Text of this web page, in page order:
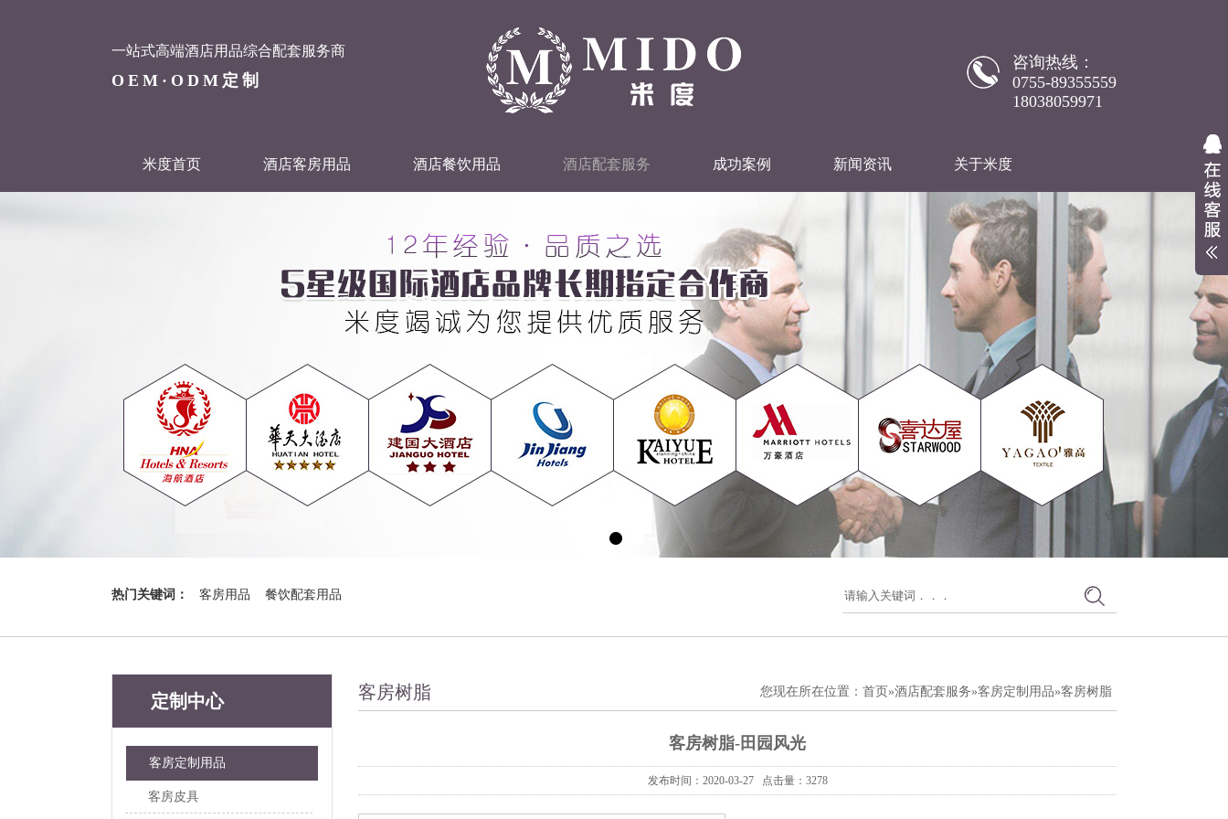
一站式高端酒店用品综合配套服务商
OEM·ODM定制
咨询热线：
0755-89355559
18038059971
米度首页 酒店客房用品 酒店餐饮用品 酒店配套服务 成功案例 新闻资讯 关于米度
热门关键词： 客房用品 餐饮配套用品
定制中心
客房定制用品
客房皮具
您现在所在位置： 首页 »酒店配套服务»客房定制用品»客房树脂
客房树脂
客房树脂-田园风光
发布时间：2020-03-27 点击量：3278